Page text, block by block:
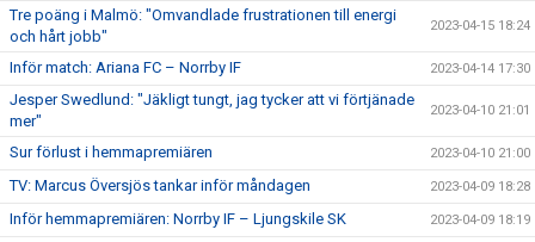
Tre poäng i Malmö: "Omvandlade frustrationen till energi
och hårt jobb"
2023-04-15 18:24
Inför match: Ariana FC – Norrby IF 2023-04-14 17:30
Jesper Swedlund: "Jäkligt tungt, jag tycker att vi förtjänade
mer"
2023-04-10 21:01
Sur förlust i hemmapremiären 2023-04-10 21:00
TV: Marcus Översjös tankar inför måndagen 2023-04-09 18:28
Inför hemmapremiären: Norrby IF – Ljungskile SK 2023-04-09 18:19